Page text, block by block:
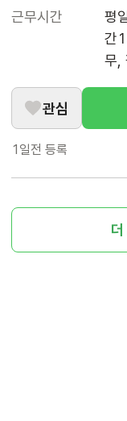
근무시간
평
간
무,
관심
1일전 등록
더